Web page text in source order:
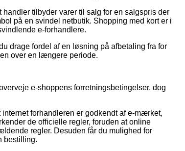
tilbyder varer til salg for en salgspris der
på en svindel netbutik. Shopping med kort er i
e-forhandlere.
drage fordel af en løsning på afbetaling fra for
over en længere periode.
e-shoppens forretningsbetingelser, dog
forhandleren er godkendt af e-mærket,
de officielle regler, foruden at online
regler. Desuden får du mulighed for
bestilling.